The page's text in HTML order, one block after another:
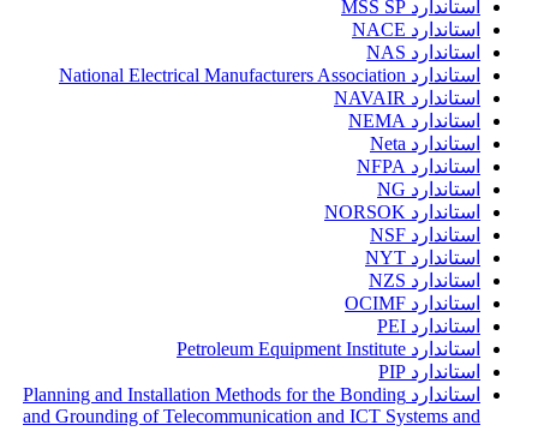
استاندارد MSS SP
استاندارد NACE
استاندارد NAS
استاندارد National Electrical Manufacturers Association
استاندارد NAVAIR
استاندارد NEMA
استاندارد Neta
استاندارد NFPA
استاندارد NG
استاندارد NORSOK
استاندارد NSF
استاندارد NYT
استاندارد NZS
استاندارد OCIMF
استاندارد PEI
استاندارد Petroleum Equipment Institute
استاندارد PIP
استاندارد Planning and Installation Methods for the Bonding
and Grounding of Telecommunication and ICT Systems and